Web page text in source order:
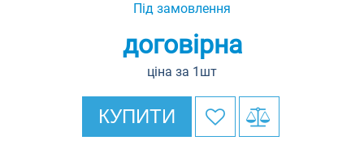
Під замовлення
договірна
ціна за 1шт
КУПИТИ